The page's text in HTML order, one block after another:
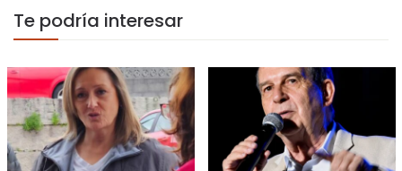
Te podría interesar